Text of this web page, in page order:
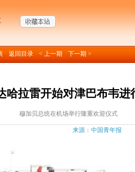
返回目录 < 上一期 下一期 >
哈拉雷开始对津巴布韦进
穆加贝总统在机场举行隆重欢迎仪式
来源：中国青年报 （